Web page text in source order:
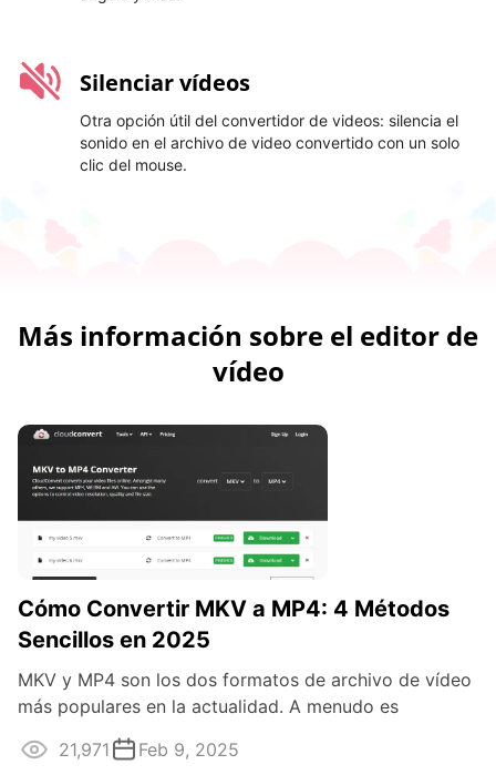
Silenciar vídeos
Otra opción útil del convertidor de videos: silencia el
sonido en el archivo de video convertido con un solo
clic del mouse.
Más información sobre el editor de
vídeo
Cómo Convertir MKV a MP4: 4 Métodos
Sencillos en 2025
MKV y MP4 son los dos formatos de archivo de vídeo
más populares en la actualidad. A menudo es
necesario convertir de uno a otro para ...
21,971 Feb 9, 2025